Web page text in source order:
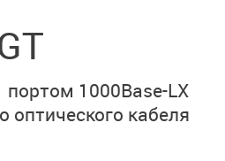
портом 1000Base-LX
кабеля